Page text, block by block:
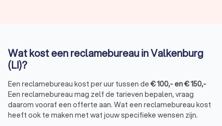
Strategie en positionering:een duidelijke groeistrategie
voor je bedrijf.
en mobiele applicaties.
TV- en radioreclame:effectieve campagnes via
traditionele media.
Wat kost een reclamebureau in Valkenburg
(LI)?
Een reclamebureau kost per uur tussen de €100,- en€150,-
Een reclamebureau mag zelf de tarieven bepalen, vraag
daarom vooraf een offerte aan. Wat een reclamebureau kost
heeft ook te maken met wat jouw specifieke wensen zijn.